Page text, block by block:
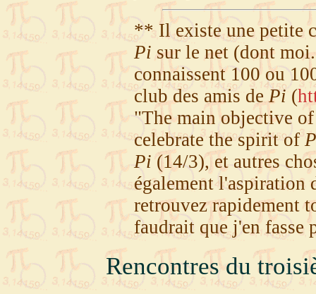
** Il existe une petite
Pi sur le net (dont
connaissent 100 ou
club des amis dePi (
"The main objective
celebrate the spirit of
Pi (14/3), et autres
également l'aspiration
retrouvez rapidement
faudrait que j'en fasse
Rencontres du